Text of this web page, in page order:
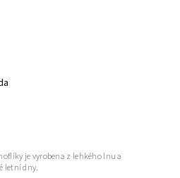
je vyrobena z lehkého lnu a
letní dny.